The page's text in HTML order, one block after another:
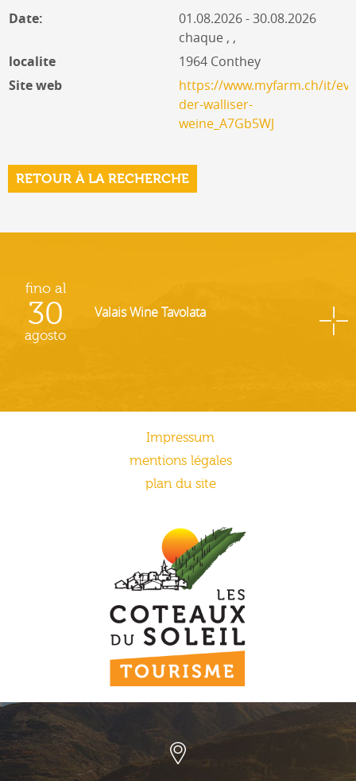
Date:
01.08.2026 - 30.08.2026
chaque , ,
localite
1964 Conthey
Site web
https://www.myfarm.ch/it/
der-walliser-
weine_A7Gb5WJ
RETOUR À LA RECHERCHE
fino al
30
agosto
Valais Wine Tavolata
Impressum
mentions légales
plan du site